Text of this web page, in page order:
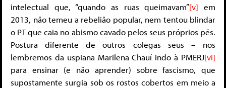
intelectual que, “quando as ruas queimavam”[v] em
2013, não temeu a rebelião popular, nem tentou blindar
o PT que caia no abismo cavado pelos seus próprios pés.
Postura diferente de outros colegas seus – nos
lembremos da uspiana Marilena Chauí indo à PMERJ[vi]
para ensinar (e não aprender) sobre fascismo, que
supostamente surgia sob os rostos cobertos em meio a